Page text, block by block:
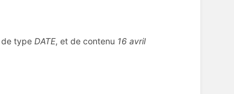
de type DATE, et de contenu 16 avril